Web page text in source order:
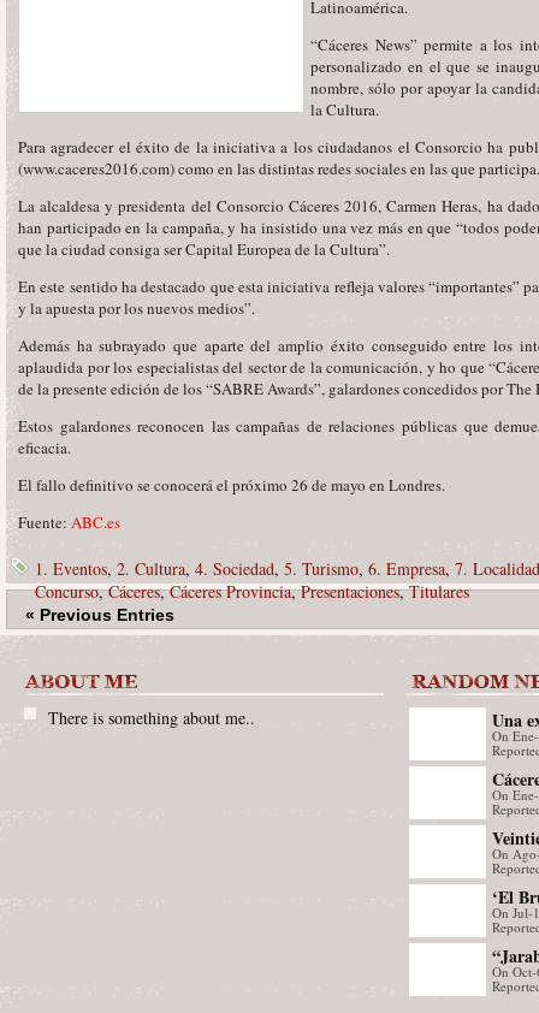
Latinoamérica.
“Cáceres News” permite a los
personalizado en el que se
nombre, sólo por apoyar la
la Cultura.
Para agradecer el éxito de la iniciativa a los ciudadanos el Consorcio ha
(www.caceres2016.com) como en las distintas redes sociales en las que participa.
La alcaldesa y presidenta del Consorcio Cáceres 2016, Carmen Heras, ha
han participado en la campaña, y ha insistido una vez más en que “todos
que la ciudad consiga ser Capital Europea de la Cultura”.
En este sentido ha destacado que esta iniciativa refleja valores “importantes”
y la apuesta por los nuevos medios”.
Además ha subrayado que aparte del amplio éxito conseguido entre los
aplaudida por los especialistas del sector de la comunicación, y ho que
de la presente edición de los “SABRE Awards”, galardones concedidos por The
Estos galardones reconocen las campañas de relaciones públicas que
eficacia.
El fallo definitivo se conocerá el próximo 26 de mayo en Londres.
Fuente: ABC.es
1. Eventos, 2. Cultura, 4. Sociedad, 5. Turismo, 6. Empresa, 7.
Concurso,Cáceres,Cáceres Provincia,Presentaciones,Titulares
« Previous Entries
There is something about me..
Una
On
On
On
‘El
San
On Jul-
On